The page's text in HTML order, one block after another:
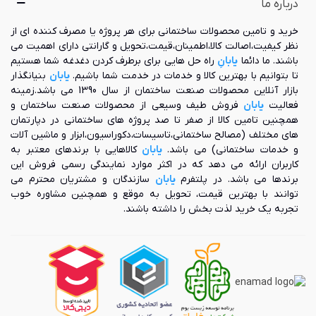
سرویس‌های بهداشتی و حمام است.
خشک کن حتی در فصول گرم سال که سیستم شوفاژ خاموش است،
می‌تواند به عنوان یک رخت‌آویز معمولی مورد استفاده قرار گیرد.
در فضاهای کوچک که به دلیل محدودیت امکان استفاده از
رادیاتورهای معمولی وجود ندارد، می‌توان به جای رادیاتور از این
وسیله کاربردی استفاده کرد.
لازم به ذکر است وظیفه اصلی این محصول، خشک کردن انواع
حوله‌های مرطوب و حتی خیس می‌باشد. بدین ترتیب که حوله بر
روی یکی از میله‌های دستگاه خشک کن قرار می‌گیرد و در مدت
زمان بسیار کمی خشک می‌شود. بدین ترتیب حوله خشک شده، با از
دست دادن رطوبت خود، امکان رشد و تکثیر انواع مواد آلاینده و
میکرواُرگانیسم‌های بیماری‌زا و انواع قارچ که در محیط‌های مرطوب از
جمله حوله‌ها به خوبی رشد می‌کنند، جلوگیری به عمل می‌آورد.
همچنین در آپارتمان‌هایی که از فضای آزاد کم یا محدودی
را نمی‌دهد، می‌توان از رادیاتور فوق برای خشک کردن انواع لباس‌ها
نیز استفاده کرد. این محصول در خشک کردن لباس و حوله هیچ
گونه محدودیتی از لحاظ جنس پارچه ندارد و هر نوع لباسی را در
کم‌ترین زمان ممکن خشک می‌کند.
درباره ما
خرید و تامین محصولات ساختمانی برای هر پروژه یا مصرف کننده ای از
نظر کیفیت،اصالت کالا،اطمینان،قیمت،تحویل و گارانتی دارای اهمیت می
باشند. ما دائما یابانِ راه حل هایی برای برطرف کردن دغدغه شما هستیم
تا بتوانیم با بهترین کالا و خدمات در خدمت شما باشیم.یابان بنیانگذار
بازار آنلاین محصولات صنعت ساختمان از سال 1390 می باشد.زمینه
فعالیتیابان فروش طیف وسیعی از محصولات صنعت ساختمان و
همچنین تامین کالا از صفر تا صد پروژه های ساختمانی در دپارتمان
های مختلف (مصالح ساختمانی،تاسیسات،دکوراسیون،ابزار و ماشین آلات
و خدمات ساختمانی) می باشد.یابان کالاهایی با برندهای معتبر به
کاربران ارائه می دهد که در اکثر موارد نمایندگی رسمی فروش این
برندها می باشد. در پلتفرمیابان سازندگان و مشتریان محترم می
توانند با بهترین قیمت، تحویل به موقع و همچنین مشاوره خوب
تجربه یک خرید لذت بخش را داشته باشند.